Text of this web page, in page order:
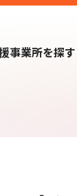
事業所を探す